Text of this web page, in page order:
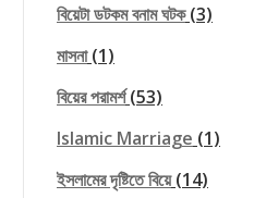
বিয়েটা ডটকম বনাম ঘটক(3)
মাসনা(1)
বিয়ের পরামর্শ(53)
Islamic Marriage (1)
ইসলামের দৃষ্টিতে বিয়ে(14)